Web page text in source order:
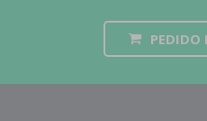
PEDIDO